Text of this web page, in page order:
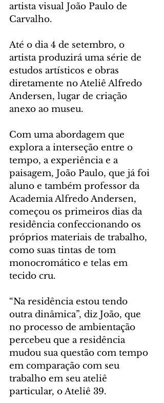
artista visual João Paulo de
Carvalho.
Até o dia 4 de setembro, o
artista produzirá uma série de
estudos artísticos e obras
diretamente no Ateliê Alfredo
Andersen, lugar de criação
anexo ao museu.
Com uma abordagem que
explora a interseção entre o
tempo, a experiência e a
paisagem, João Paulo, que já foi
aluno e também professor da
Academia Alfredo Andersen,
começou os primeiros dias da
residência confeccionando os
próprios materiais de trabalho,
como suas tintas de tom
monocromático e telas em
tecido cru.
“Na residência estou tendo
outra dinâmica”, diz João, que
no processo de ambientação
percebeu que a residência
mudou sua questão com tempo
em comparação com seu
trabalho em seu ateliê
particular, o Ateliê 39.